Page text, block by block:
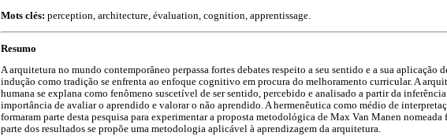
Mots clés: perception, architecture, évaluation, cognition, apprentissage.
Resumo
A arquitetura no mundo contemporâneo perpassa fortes debates respeito a seu sentido e a sua aplicação
indução como tradição se enfrenta ao enfoque cognitivo em procura do melhoramento curricular. A
humana se explana como fenômeno suscetível de ser sentido, percebido e analisado a partir da
importância de avaliar o aprendido e valorar o não aprendido. A hermenêutica como médio de
formaram parte desta pesquisa para experimentar a proposta metodológica de Max Van Manen
parte dos resultados se propõe uma metodologia aplicável à aprendizagem da arquitetura.